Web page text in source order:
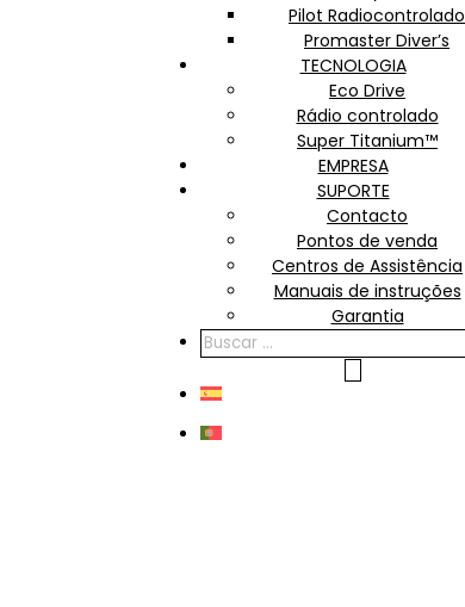
Pilot Radiocontrolado
Promaster Diver’s
TECNOLOGIA
Eco Drive
Rádio controlado
Super Titanium™
EMPRESA
SUPORTE
Contacto
Pontos de venda
Centros de Assistência
Manuais de instruções
Garantia
PRODUCTS
SEARCH